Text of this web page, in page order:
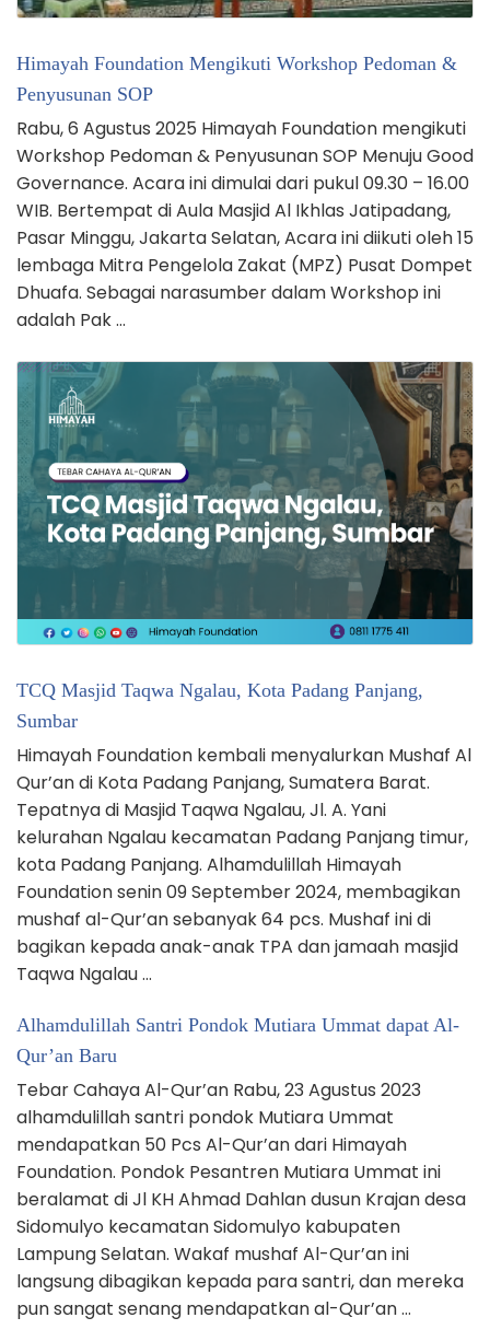
Himayah Foundation Mengikuti Workshop Pedoman &
Penyusunan SOP
Rabu, 6 Agustus 2025 Himayah Foundation mengikuti
Workshop Pedoman & Penyusunan SOP Menuju Good
Governance. Acara ini dimulai dari pukul 09.30 – 16.00
WIB. Bertempat di Aula Masjid Al Ikhlas Jatipadang,
Pasar Minggu, Jakarta Selatan, Acara ini diikuti oleh 15
lembaga Mitra Pengelola Zakat (MPZ) Pusat Dompet
Dhuafa. Sebagai narasumber dalam Workshop ini
adalah Pak …
TCQ Masjid Taqwa Ngalau, Kota Padang Panjang,
Sumbar
Himayah Foundation kembali menyalurkan Mushaf Al
Qur’an di Kota Padang Panjang, Sumatera Barat.
Tepatnya di Masjid Taqwa Ngalau, Jl. A. Yani
kelurahan Ngalau kecamatan Padang Panjang timur,
kota Padang Panjang. Alhamdulillah Himayah
Foundation senin 09 September 2024, membagikan
mushaf al-Qur’an sebanyak 64 pcs. Mushaf ini di
bagikan kepada anak-anak TPA dan jamaah masjid
Taqwa Ngalau …
Alhamdulillah Santri Pondok Mutiara Ummat dapat Al-
Qur’an Baru
Tebar Cahaya Al-Qur’an Rabu, 23 Agustus 2023
alhamdulillah santri pondok Mutiara Ummat
mendapatkan 50 Pcs Al-Qur’an dari Himayah
Foundation. Pondok Pesantren Mutiara Ummat ini
beralamat di Jl KH Ahmad Dahlan dusun Krajan desa
Sidomulyo kecamatan Sidomulyo kabupaten
Lampung Selatan. Wakaf mushaf Al-Qur’an ini
langsung dibagikan kepada para santri, dan mereka
pun sangat senang mendapatkan al-Qur’an …